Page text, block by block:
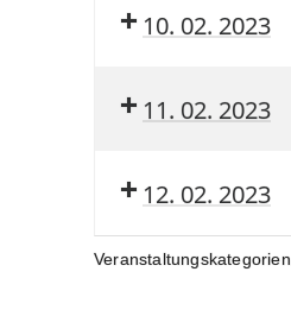
10. 02. 2023
11. 02. 2023
12. 02. 2023
Veranstaltungskategorien